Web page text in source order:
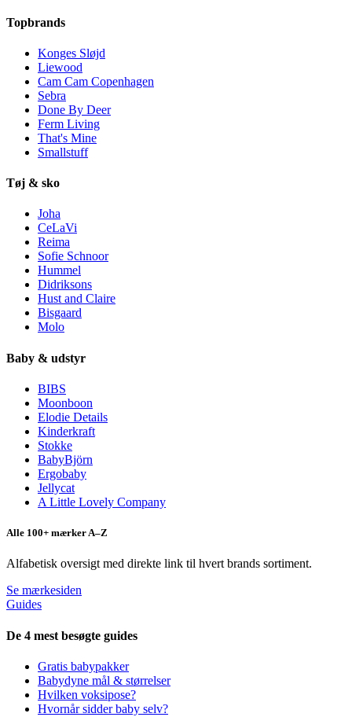
Topbrands
Konges Sløjd
Liewood
Cam Cam Copenhagen
Sebra
Done By Deer
Ferm Living
That's Mine
Smallstuff
Tøj & sko
Joha
CeLaVi
Reima
Sofie Schnoor
Hummel
Didriksons
Hust and Claire
Bisgaard
Molo
Baby & udstyr
BIBS
Moonboon
Elodie Details
Kinderkraft
Stokke
BabyBjörn
Ergobaby
Jellycat
A Little Lovely Company
Alle 100+ mærker A–Z
Alfabetisk oversigt med direkte link til hvert brands sortiment.
Se mærkesiden
Guides
De 4 mest besøgte guides
Gratis babypakker
Babydyne mål & størrelser
Hvilken voksipose?
Hvornår sidder baby selv?